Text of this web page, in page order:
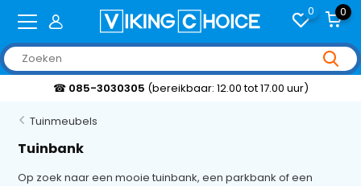
0 0
☎ 085-3030305 (bereikbaar: 12.00 tot 17.00 uur)
Tuinmeubels
Tuinbank
Op zoek naar een mooie tuinbank, een parkbank of een